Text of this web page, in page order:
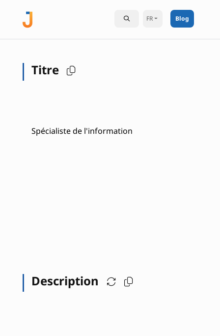
FR Blog
Titre
Spécialiste de l'information
Description